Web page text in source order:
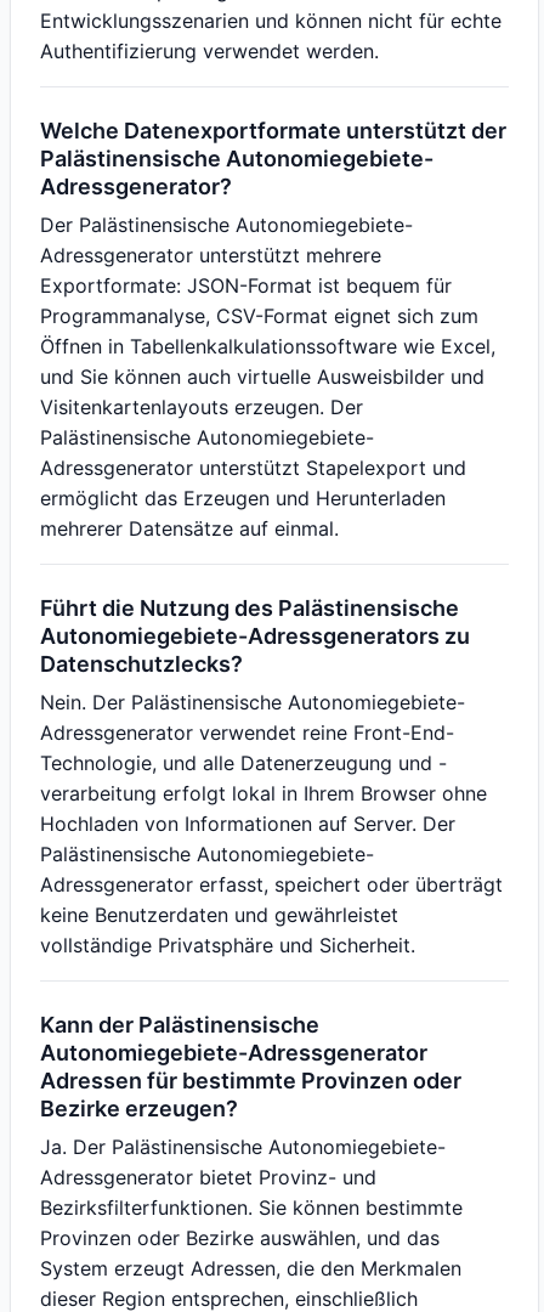
Entwicklungsszenarien und können nicht für echte
Authentifizierung verwendet werden.
Welche Datenexportformate unterstützt der
Palästinensische Autonomiegebiete-
Adressgenerator?
Der Palästinensische Autonomiegebiete-
Adressgenerator unterstützt mehrere
Exportformate: JSON-Format ist bequem für
Programmanalyse, CSV-Format eignet sich zum
Öffnen in Tabellenkalkulationssoftware wie Excel,
und Sie können auch virtuelle Ausweisbilder und
Visitenkartenlayouts erzeugen. Der
Palästinensische Autonomiegebiete-
Adressgenerator unterstützt Stapelexport und
ermöglicht das Erzeugen und Herunterladen
mehrerer Datensätze auf einmal.
Führt die Nutzung des Palästinensische
Autonomiegebiete-Adressgenerators zu
Datenschutzlecks?
Nein. Der Palästinensische Autonomiegebiete-
Adressgenerator verwendet reine Front-End-
Technologie, und alle Datenerzeugung und -
verarbeitung erfolgt lokal in Ihrem Browser ohne
Hochladen von Informationen auf Server. Der
Palästinensische Autonomiegebiete-
Adressgenerator erfasst, speichert oder überträgt
keine Benutzerdaten und gewährleistet
vollständige Privatsphäre und Sicherheit.
Kann der Palästinensische
Autonomiegebiete-Adressgenerator
Adressen für bestimmte Provinzen oder
Bezirke erzeugen?
Ja. Der Palästinensische Autonomiegebiete-
Adressgenerator bietet Provinz- und
Bezirksfilterfunktionen. Sie können bestimmte
Provinzen oder Bezirke auswählen, und das
System erzeugt Adressen, die den Merkmalen
dieser Region entsprechen, einschließlich